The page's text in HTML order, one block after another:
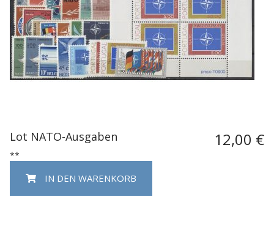
Lot NATO-Ausgaben 12,00 €
**
IN DEN WARENKORB